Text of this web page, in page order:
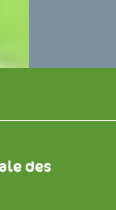
des